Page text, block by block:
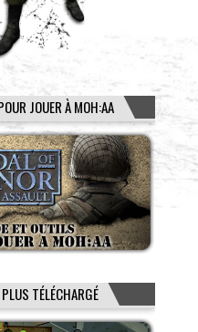
JOUER À MOH:AA
TÉLÉCHARGÉ